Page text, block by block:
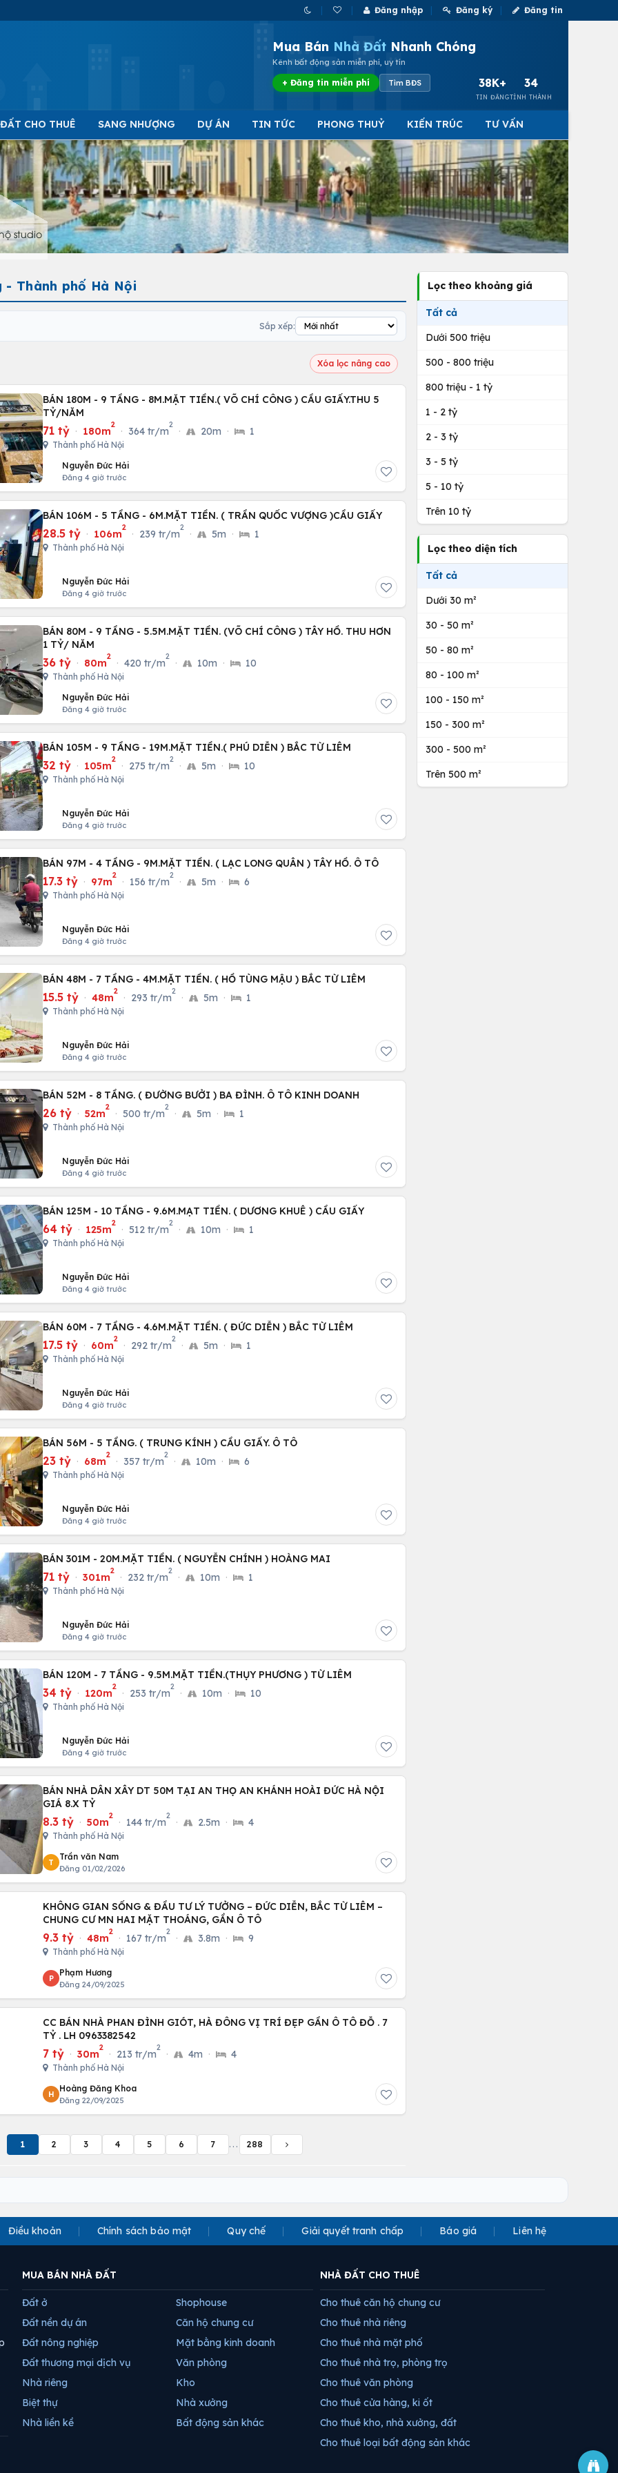
Đăng nhập Đăng ký Đăng tin
Mua Bán Nhà Đất Nhanh Chóng
Kênh bất động sản miễn phí, uy tín
+ Đăng tin miễn phí Tìm BĐS 38K+
TIN ĐĂNG
34
TỈNH THÀNH
CHO THUÊ SANG NHƯỢNG DỰ ÁN TIN TỨC PHONG THUỶ KIẾN TRÚC TƯ VẤN
studio
- Thành phố Hà Nội
Sắp xếp:
Xóa lọc nâng cao
BÁN 180M - 9 TẦNG - 8M.MẶT TIỀN.( VÕ CHÍ CÔNG ) CẦU GIẤY.THU 5
TỶ/NĂM
71 tỷ · 180m
2
· 364 tr/m
2
· 20m · 1
Thành phố Hà Nội
Nguyễn Đức Hải
Đăng 4 giờ trước
BÁN 106M - 5 TẦNG - 6M.MẶT TIỀN. ( TRẦN QUỐC VƯỢNG )CẦU GIẤY
28.5 tỷ · 106m
2
· 239 tr/m
2
· 5m · 1
Thành phố Hà Nội
Nguyễn Đức Hải
Đăng 4 giờ trước
BÁN 80M - 9 TẦNG - 5.5M.MẶT TIỀN. (VÕ CHÍ CÔNG ) TÂY HỒ. THU HƠN
1 TỶ/ NĂM
36 tỷ · 80m
2
· 420 tr/m
2
· 10m · 10
Thành phố Hà Nội
Nguyễn Đức Hải
Đăng 4 giờ trước
BÁN 105M - 9 TẦNG - 19M.MẶT TIỀN.( PHÚ DIỄN ) BẮC TỪ LIÊM
32 tỷ · 105m
2
· 275 tr/m
2
· 5m · 10
Thành phố Hà Nội
Nguyễn Đức Hải
Đăng 4 giờ trước
BÁN 97M - 4 TẦNG - 9M.MẶT TIỀN. ( LẠC LONG QUÂN ) TÂY HỒ. Ô TÔ
17.3 tỷ · 97m
2
· 156 tr/m
2
· 5m · 6
Thành phố Hà Nội
Nguyễn Đức Hải
Đăng 4 giờ trước
BÁN 48M - 7 TẦNG - 4M.MẶT TIỀN. ( HỒ TÙNG MẬU ) BẮC TỪ LIÊM
15.5 tỷ · 48m
2
· 293 tr/m
2
· 5m · 1
Thành phố Hà Nội
Nguyễn Đức Hải
Đăng 4 giờ trước
BÁN 52M - 8 TẦNG. ( ĐƯỜNG BƯỞI ) BA ĐÌNH. Ô TÔ KINH DOANH
26 tỷ · 52m
2
· 500 tr/m
2
· 5m · 1
Thành phố Hà Nội
Nguyễn Đức Hải
Đăng 4 giờ trước
BÁN 125M - 10 TẦNG - 9.6M.MẠT TIỀN. ( DƯƠNG KHUÊ ) CẦU GIẤY
64 tỷ · 125m
2
· 512 tr/m
2
· 10m · 1
Thành phố Hà Nội
Nguyễn Đức Hải
Đăng 4 giờ trước
BÁN 60M - 7 TẦNG - 4.6M.MẶT TIỀN. ( ĐỨC DIỄN ) BẮC TỪ LIÊM
17.5 tỷ · 60m
2
· 292 tr/m
2
· 5m · 1
Thành phố Hà Nội
Nguyễn Đức Hải
Đăng 4 giờ trước
BÁN 56M - 5 TẦNG. ( TRUNG KÍNH ) CẦU GIẤY. Ô TÔ
23 tỷ · 68m
2
· 357 tr/m
2
· 10m · 6
Thành phố Hà Nội
Nguyễn Đức Hải
Đăng 4 giờ trước
BÁN 301M - 20M.MẶT TIỀN. ( NGUYỄN CHÍNH ) HOÀNG MAI
71 tỷ · 301m
2
· 232 tr/m
2
· 10m · 1
Thành phố Hà Nội
Nguyễn Đức Hải
Đăng 4 giờ trước
BÁN 120M - 7 TẦNG - 9.5M.MẶT TIỀN.(THỤY PHƯƠNG ) TỪ LIÊM
34 tỷ · 120m
2
· 253 tr/m
2
· 10m · 10
Thành phố Hà Nội
Nguyễn Đức Hải
Đăng 4 giờ trước
BÁN NHÀ DÂN XÂY DT 50M TẠI AN THỌ AN KHÁNH HOÀI ĐỨC HÀ NỘI
GIÁ 8.X TỶ
8.3 tỷ · 50m
2
· 144 tr/m
2
· 2.5m · 4
Thành phố Hà Nội
T
Trần văn Nam
Đăng 01/02/2026
KHÔNG GIAN SỐNG & ĐẦU TƯ LÝ TƯỞNG – ĐỨC DIỄN, BẮC TỪ LIÊM –
CHUNG CƯ MN HAI MẶT THOÁNG, GẦN Ô TÔ
9.3 tỷ · 48m
2
· 167 tr/m
2
· 3.8m · 9
Thành phố Hà Nội
P
Phạm Hương
Đăng 24/09/2025
CC BÁN NHÀ PHAN ĐÌNH GIÓT, HÀ ĐÔNG VỊ TRÍ ĐẸP GẦN Ô TÔ ĐỖ . 7
TỶ . LH 0963382542
7 tỷ · 30m
2
· 213 tr/m
2
· 4m · 4
Thành phố Hà Nội
H
Hoàng Đăng Khoa
Đăng 22/09/2025
1 2 3 4 5 6 7 ... 288
Lọc theo khoảng giá
Tất cả
Dưới 500 triệu
500 - 800 triệu
800 triệu - 1 tỷ
1 - 2 tỷ
2 - 3 tỷ
3 - 5 tỷ
5 - 10 tỷ
Trên 10 tỷ
Lọc theo diện tích
Tất cả
Dưới 30 m²
30 - 50 m²
50 - 80 m²
80 - 100 m²
100 - 150 m²
150 - 300 m²
300 - 500 m²
Trên 500 m²
Điều khoản Chính sách bảo mật Quy chế Giải quyết tranh chấp Báo giá Liên hệ
MUA BÁN NHÀ ĐẤT
Đất ở
Đất nền dự án
Đất nông nghiệp
Đất thương mại dịch vụ
Nhà riêng
Biệt thự
Nhà liền kề
Shophouse
Căn hộ chung cư
Mặt bằng kinh doanh
Văn phòng
Kho
Nhà xưởng
Bất động sản khác
NHÀ ĐẤT CHO THUÊ
Cho thuê căn hộ chung cư
Cho thuê nhà riêng
Cho thuê nhà mặt phố
Cho thuê nhà trọ, phòng trọ
Cho thuê văn phòng
Cho thuê cửa hàng, ki ốt
Cho thuê kho, nhà xưởng, đất
Cho thuê loại bất động sản khác